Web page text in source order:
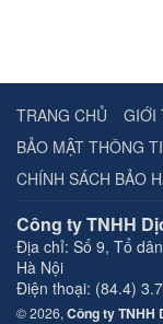
TRANG CHỦ GIỚI
BẢO MẬT THÔNG
CHÍNH SÁCH BẢO
Công ty TNHH
Địa chỉ: Số 9, Tổ
Hà Nội
Điện thoại: (84.4)
© 2026, Công ty TNHH